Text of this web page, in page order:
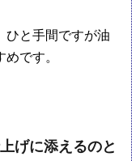
ひと手間ですが油
です。
げに添えるのと